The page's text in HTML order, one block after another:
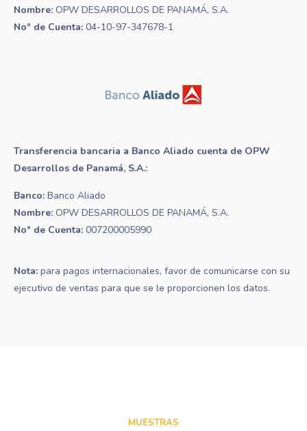
Nombre: OPW DESARROLLOS DE PANAMÁ, S.A.
No° de Cuenta: 04-10-97-347678-1
Transferencia bancaria a Banco Aliado cuenta de OPW
Desarrollos de Panamá, S.A.:
Banco: Banco Aliado
Nombre: OPW DESARROLLOS DE PANAMÁ, S.A.
No° de Cuenta: 007200005990
Nota: para pagos internacionales, favor de comunicarse con su
ejecutivo de ventas para que se le proporcionen los datos.
MUESTRAS